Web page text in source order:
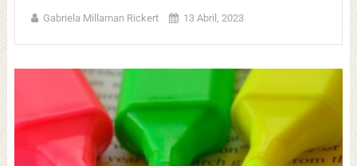
Gabriela Millaman Rickert 13 Abril, 2023